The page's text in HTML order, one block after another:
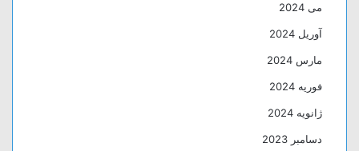
می 2024
آوریل 2024
مارس 2024
فوریه 2024
ژانویه 2024
دسامبر 2023